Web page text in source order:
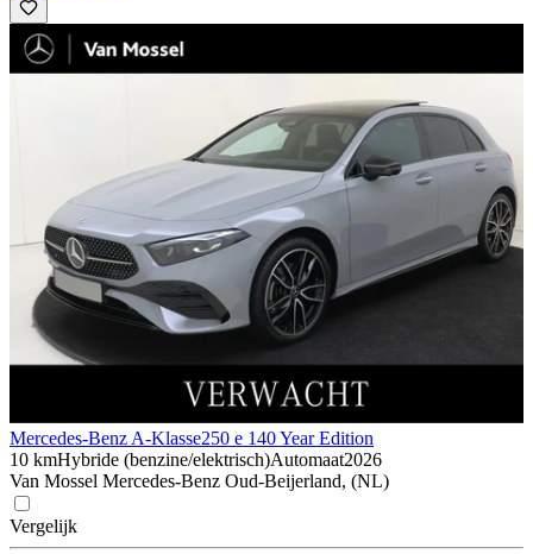
Mercedes-Benz A-Klasse250 e 140 Year Edition
10 kmHybride (benzine/elektrisch)Automaat2026
Van Mossel Mercedes-Benz Oud-Beijerland, (NL)
Vergelijk